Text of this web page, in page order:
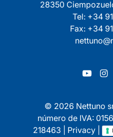
28350
Tel: +34
Fax: +34
© 2026 Nettuno
número de IVA:
218463 | Privacy|